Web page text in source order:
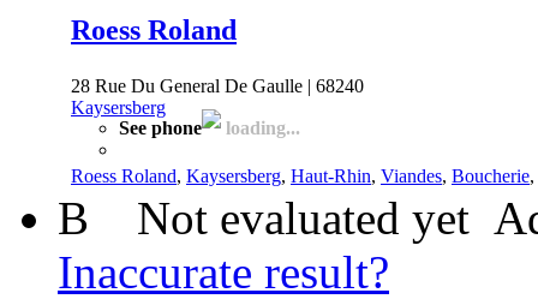
Roess Roland
28 Rue Du General De Gaulle | 68240
Kaysersberg
See phone
loading...
Roess Roland, Kaysersberg, Haut-Rhin, Viandes, Boucherie,
B Not evaluated yet
Inaccurate result?